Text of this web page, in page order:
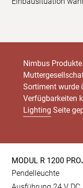
Nimbus
Sortiment wurde
Verfügbarkeiten
Lighting Seite
Produkt-
Spezifikationen
MODUL R 1200
Pendelleuchte